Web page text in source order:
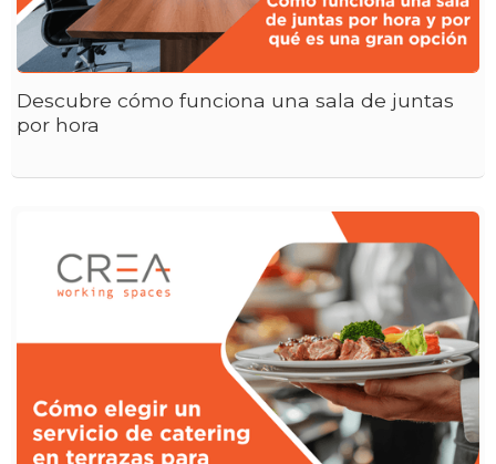
Descubre cómo funciona una sala de juntas
por hora